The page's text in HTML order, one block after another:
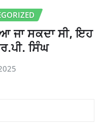
ਜਾ ਸਕਦਾ ਸੀ, ਇਹ
ਸਿੰਘ